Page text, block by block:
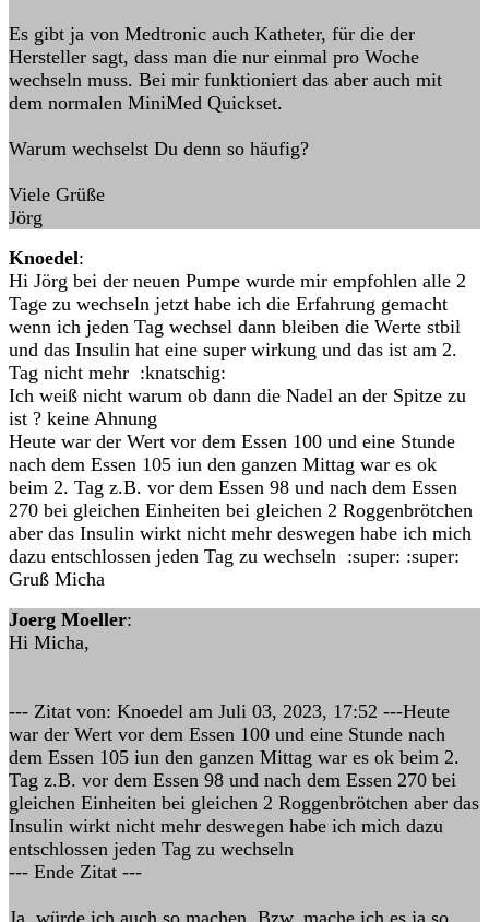
Es gibt ja von Medtronic auch Katheter, für die der
Hersteller sagt, dass man die nur einmal pro Woche
wechseln muss. Bei mir funktioniert das aber auch mit
dem normalen MiniMed Quickset.
Warum wechselst Du denn so häufig?
Viele Grüße
Jörg
Knoedel:
Hi Jörg bei der neuen Pumpe wurde mir empfohlen alle 2
Tage zu wechseln jetzt habe ich die Erfahrung gemacht
wenn ich jeden Tag wechsel dann bleiben die Werte stbil
und das Insulin hat eine super wirkung und das ist am 2.
Tag nicht mehr :knatschig:
Ich weiß nicht warum ob dann die Nadel an der Spitze zu
ist ? keine Ahnung
Heute war der Wert vor dem Essen 100 und eine Stunde
nach dem Essen 105 iun den ganzen Mittag war es ok
beim 2. Tag z.B. vor dem Essen 98 und nach dem Essen
270 bei gleichen Einheiten bei gleichen 2 Roggenbrötchen
aber das Insulin wirkt nicht mehr deswegen habe ich mich
dazu entschlossen jeden Tag zu wechseln :super: :super:
Gruß Micha
Joerg Moeller:
Hi Micha,
--- Zitat von: Knoedel am Juli 03, 2023, 17:52 ---Heute
war der Wert vor dem Essen 100 und eine Stunde nach
dem Essen 105 iun den ganzen Mittag war es ok beim 2.
Tag z.B. vor dem Essen 98 und nach dem Essen 270 bei
gleichen Einheiten bei gleichen 2 Roggenbrötchen aber das
Insulin wirkt nicht mehr deswegen habe ich mich dazu
entschlossen jeden Tag zu wechseln
--- Ende Zitat ---
Ja, würde ich auch so machen. Bzw. mache ich es ja so,